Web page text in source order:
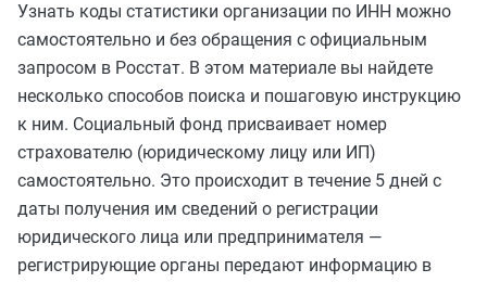
Узнать коды статистики организации по ИНН можно
самостоятельно и без обращения с официальным
запросом в Росстат. В этом материале вы найдете
несколько способов поиска и пошаговую инструкцию
к ним. Социальный фонд присваивает номер
страхователю (юридическому лицу или ИП)
самостоятельно. Это происходит в течение 5 дней с
даты получения им сведений о регистрации
юридического лица или предпринимателя —
регистрирующие органы передают информацию в